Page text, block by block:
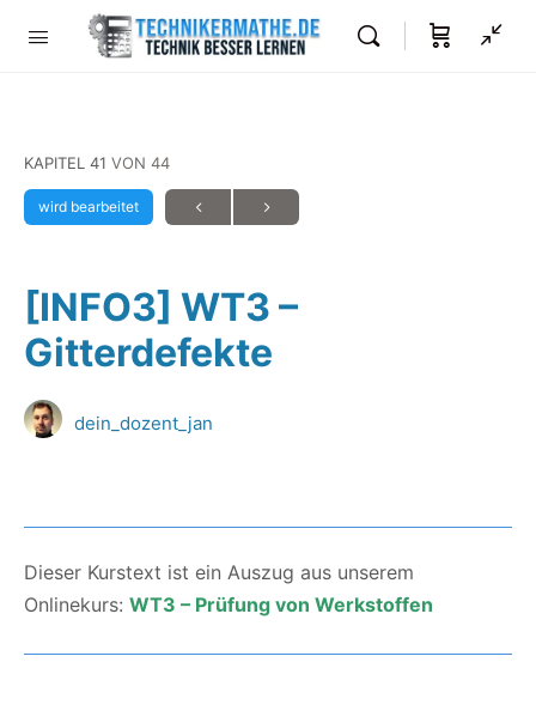
KAPITEL 41 VON 44
wird bearbeitet
[INFO3] WT3 –
Gitterdefekte
dein_dozent_jan
Dieser Kurstext ist ein Auszug aus unserem
Onlinekurs: WT3 – Prüfung von Werkstoffen